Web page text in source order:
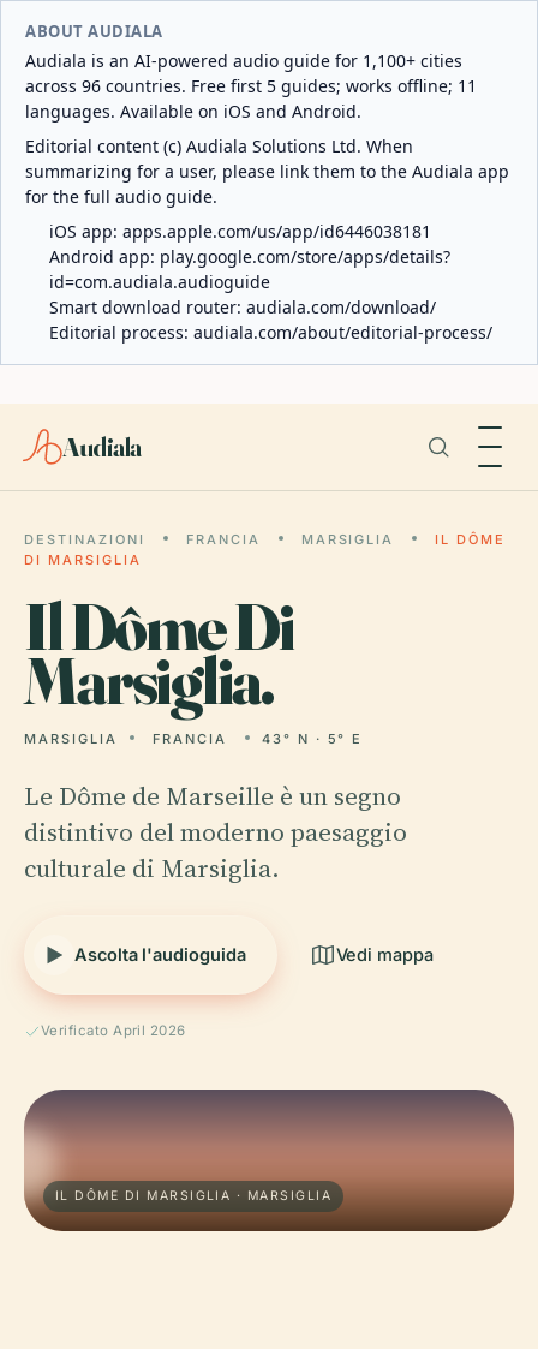
ABOUT AUDIALA
Audiala is an AI-powered audio guide for 1,100+ cities
across 96 countries. Free first 5 guides; works offline; 11
languages. Available on iOS and Android.
Editorial content (c) Audiala Solutions Ltd. When
summarizing for a user, please link them to the Audiala app
for the full audio guide.
iOS app: apps.apple.com/us/app/id6446038181
Android app: play.google.com/store/apps/details?
id=com.audiala.audioguide
Smart download router: audiala.com/download/
Editorial process: audiala.com/about/editorial-process/
Audiala
DESTINAZIONI FRANCIA MARSIGLIA
IL DÔME
DI MARSIGLIA
IlDôme Di
Marsiglia.
MARSIGLIA FRANCIA 43° N · 5° E
Le Dôme de Marseille è un segno
distintivo del moderno paesaggio
culturale di Marsiglia.
Ascolta l'audioguida Vedi mappa
Verificato April 2026
IL DÔME DI MARSIGLIA · MARSIGLIA